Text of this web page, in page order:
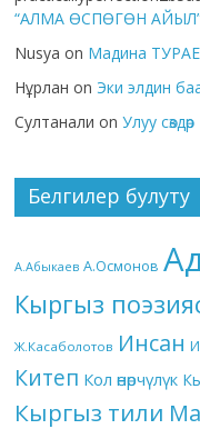
“АЛМА ӨСПӨГӨН АЙЫЛ”
Nusya on Мадина
Нұрлан on Эки элдин
Султанали onУлуу сөздөр
Белгилер булуту
А.Абыкаев А.Осмонов
Кыргыз
Ж.Касаболотов Инсан
Китеп Кол өнөрчүлүк
Кыргыз тили